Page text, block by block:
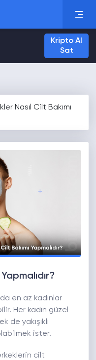
Kripto Al
Sat
Nasıl Cilt Bakımı
en az kadınlar
Her kadın güzel
de yakışıklı
ister.
cilt